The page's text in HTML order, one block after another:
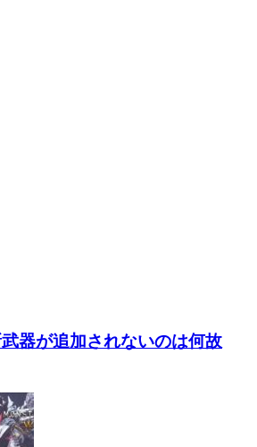
器が追加されないのは何故